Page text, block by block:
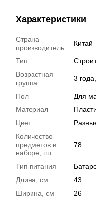
Характеристики
Страна
производитель
Китай
Тип
Возрастная
группа
3
Пол
Для
Материал
Цвет
Количество
предметов в
наборе, шт.
78
Тип питания
Длина, см
43
Ширина, см
26